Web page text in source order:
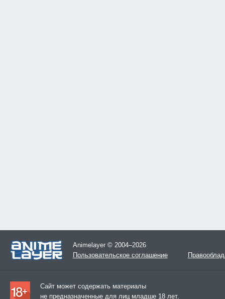
Animelayer © 2004–2026
Пользовательское соглашение
Сайт может содержать материалы
не предназначенные для лиц младше 18 лет.